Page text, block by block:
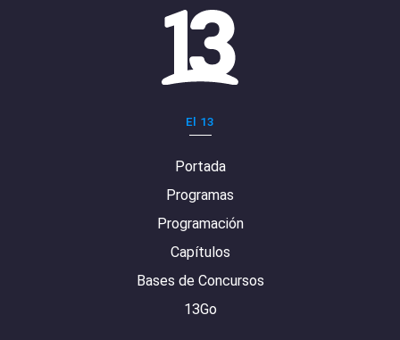
El 13
Portada
Programas
Programación
Capítulos
Bases de Concursos
13Go